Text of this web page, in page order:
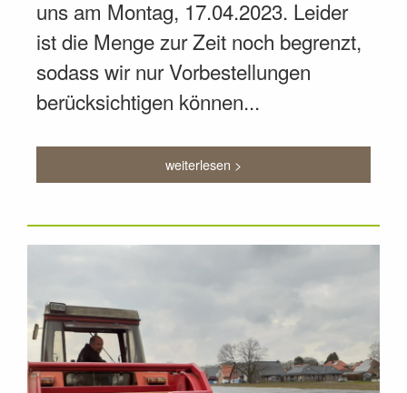
uns am Montag, 17.04.2023. Leider
ist die Menge zur Zeit noch begrenzt,
sodass wir nur Vorbestellungen
berücksichtigen können...
weiterlesen >